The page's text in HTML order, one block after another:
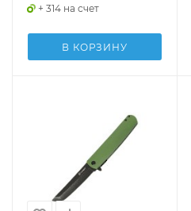
+ 314 на счет
В КОРЗИНУ